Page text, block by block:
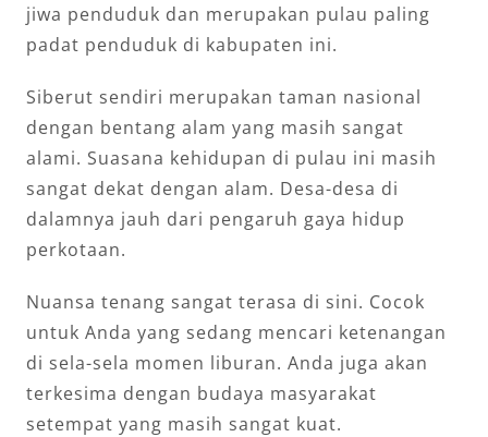
jiwa penduduk dan merupakan pulau paling
padat penduduk di kabupaten ini.
Siberut sendiri merupakan taman nasional
dengan bentang alam yang masih sangat
alami. Suasana kehidupan di pulau ini masih
sangat dekat dengan alam. Desa-desa di
dalamnya jauh dari pengaruh gaya hidup
perkotaan.
Nuansa tenang sangat terasa di sini. Cocok
untuk Anda yang sedang mencari ketenangan
di sela-sela momen liburan. Anda juga akan
terkesima dengan budaya masyarakat
setempat yang masih sangat kuat.